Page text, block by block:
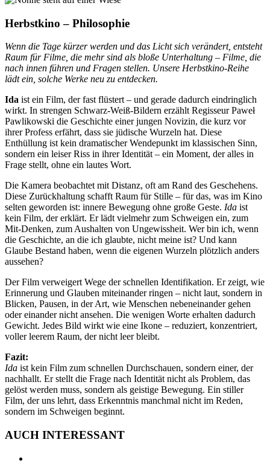
Herbstkino – Philosophie
Wenn die Tage kürzer werden und das Licht sich verändert, entsteht
Raum für Filme, die mehr sind als bloße Unterhaltung – Filme, die
nach innen führen und Fragen stellen. Unsere Herbstkino-Reihe
lädt ein, solche Werke neu zu entdecken.
Ida ist ein Film, der fast flüstert – und gerade dadurch eindringlich
wirkt. In strengen Schwarz-Weiß-Bildern erzählt Regisseur Paweł
Pawlikowski die Geschichte einer jungen Novizin, die kurz vor
ihrer Profess erfährt, dass sie jüdische Wurzeln hat. Diese
Enthüllung ist kein dramatischer Wendepunkt im klassischen Sinn,
sondern ein leiser Riss in ihrer Identität – ein Moment, der alles in
Frage stellt, ohne ein lautes Wort.
Die Kamera beobachtet mit Distanz, oft am Rand des Geschehens.
Diese Zurückhaltung schafft Raum für Stille – für das, was im Kino
selten geworden ist: innere Bewegung ohne große Geste. Ida ist
kein Film, der erklärt. Er lädt vielmehr zum Schweigen ein, zum
Mit-Denken, zum Aushalten von Ungewissheit. Wer bin ich, wenn
die Geschichte, an die ich glaubte, nicht meine ist? Und kann
Glaube Bestand haben, wenn die eigenen Wurzeln plötzlich anders
aussehen?
Der Film verweigert Wege der schnellen Identifikation. Er zeigt, wie
Erinnerung und Glauben miteinander ringen – nicht laut, sondern in
Blicken, Pausen, in der Art, wie Menschen nebeneinander gehen
oder einander nicht ansehen. Die wenigen Worte erhalten dadurch
Gewicht. Jedes Bild wirkt wie eine Ikone – reduziert, konzentriert,
voller leerem Raum, der nicht leer bleibt.
Fazit:
Ida ist kein Film zum schnellen Durchschauen, sondern einer, der
nachhallt. Er stellt die Frage nach Identität nicht als Problem, das
gelöst werden muss, sondern als geistige Bewegung. Ein stiller
Film, der uns lehrt, dass Erkenntnis manchmal nicht im Reden,
sondern im Schweigen beginnt.
AUCH INTERESSANT